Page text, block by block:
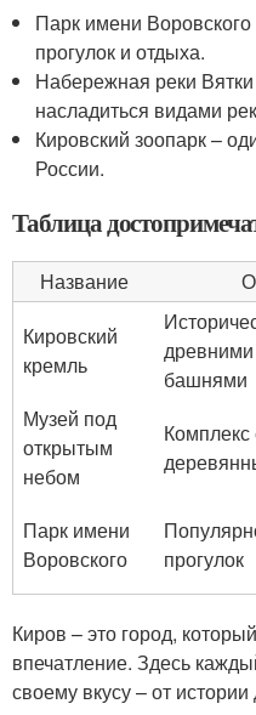
Парк имени
прогулок и отдыха.
Набережная реки
насладиться видами
Кировский зоопарк –
России.
Таблица
Название
Кировский
кремль
башнями
Музей под
открытым
небом
Парк имени
Воровского
прогулок
Киров – это город,
впечатление. Здесь
своему вкусу – от